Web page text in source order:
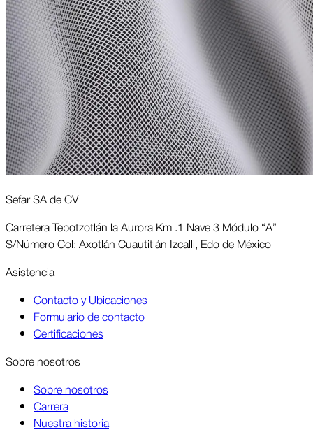
Sefar SA de CV
Carretera Tepotzotlán la Aurora Km .1 Nave 3 Módulo “A”
S/Número Col: Axotlán Cuautitlán Izcalli, Edo de México
Asis­tencia
Contacto y Ubicaciones
Formulario de contacto
Certificaciones
Sobre nosotros
Sobre nosotros
Carrera
Nuestra historia